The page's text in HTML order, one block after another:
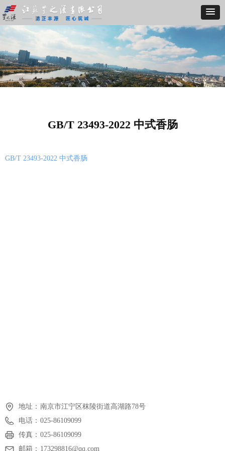
GB/T 23493-2022 中式香肠
GB/T 23493-2022 中式香肠
地址： 南京市江宁区秣陵街道高湖路78号
电话： 025-86109099
传真： 025-86109099
邮箱： 173298816@qq.com